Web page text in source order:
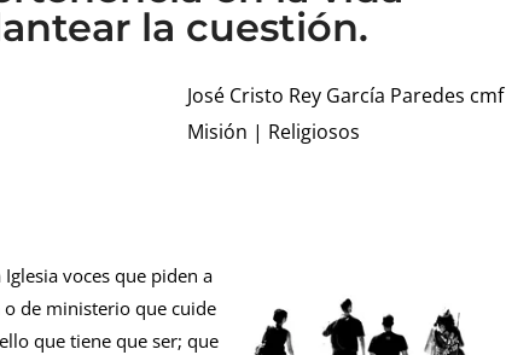
la cuestión.
José Cristo Rey García Paredes cmf
Misión | Religiosos
voces que piden a
de ministerio que cuide
que tiene que ser; que